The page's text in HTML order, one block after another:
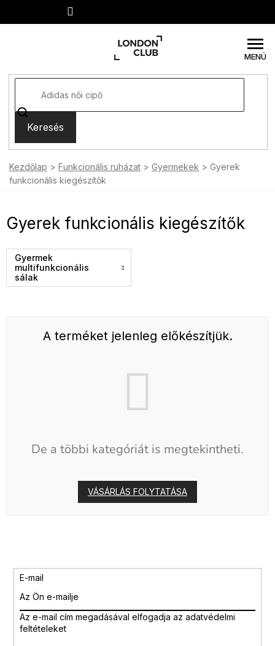
Keresés
Kezdőlap Funkcionális ruházat Gyermekek
Gyerek
funkcionális kiegészítők
Gyerek funkcionális kiegészítők
Gyermek
multifunkcionális
sálak
A terméket jelenleg előkészítjük.
De a többi kategóriát is megtekintheti.
VÁSÁRLÁS FOLYTATÁSA
E-mail
Az e-mail cím megadásával elfogadja az adatvédelmi
feltételeket